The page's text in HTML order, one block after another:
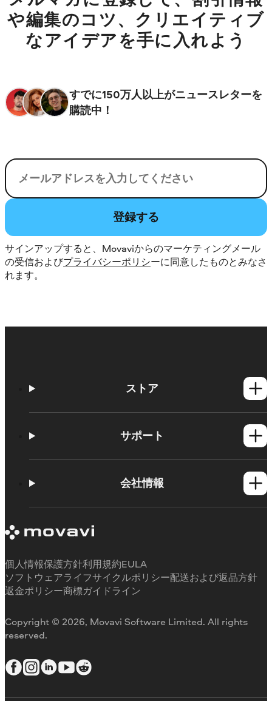
や編集のコツ、クリエイティブ
なアイデアを手に入れよう
すでに150万人以上がニュースレターを
購読中！
電子メール
登録する
サインアップすると、Movaviからのマーケティングメール
の受信およびプライバシーポリシーに同意したものとみなさ
れます。
ストア
Mac製品
サポート
使い方
体験版の制約
払い戻し
会社情報
お客様の声
当社が選ばれる理由
Copyright © 2026, Movavi Software Limited. All rights
reserved.
個人情報保護方針利用規約EULA
ソフトウェアライフサイクルポリシー配送および返品方針
返金ポリシー商標ガイドライン